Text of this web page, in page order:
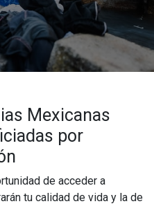
Mexicanas
por
de acceder a
tu calidad de vida y la de